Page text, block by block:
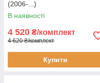
(2006-...)
В наявності
4 520 ₴/комплект
4 620 ₴/комплект
Купити